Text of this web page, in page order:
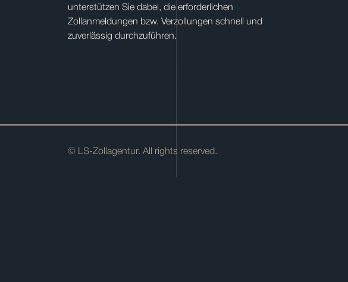
unterstützen Sie dabei, die erforderlichen
Zollanmeldungen bzw. Verzollungen schnell und
zuverlässig durchzuführen.
© LS-Zollagentur. All rights reserved.